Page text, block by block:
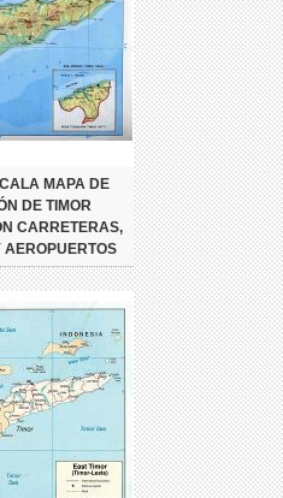
MAPA DE
DE TIMOR
CARRETERAS,